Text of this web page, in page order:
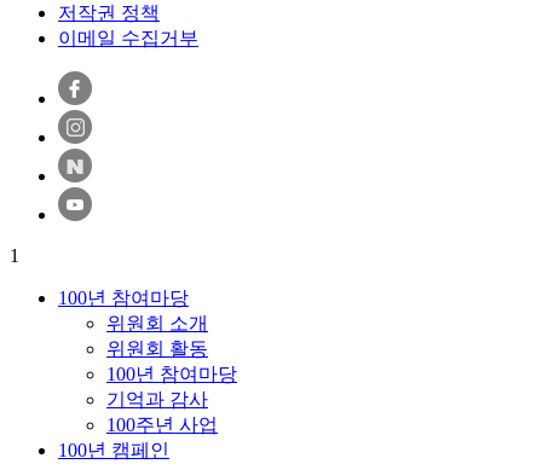
저작권 정책
이메일 수집거부
1
100년 참여마당
위원회 소개
위원회 활동
100년 참여마당
기억과 감사
100주년 사업
100년 캠페인